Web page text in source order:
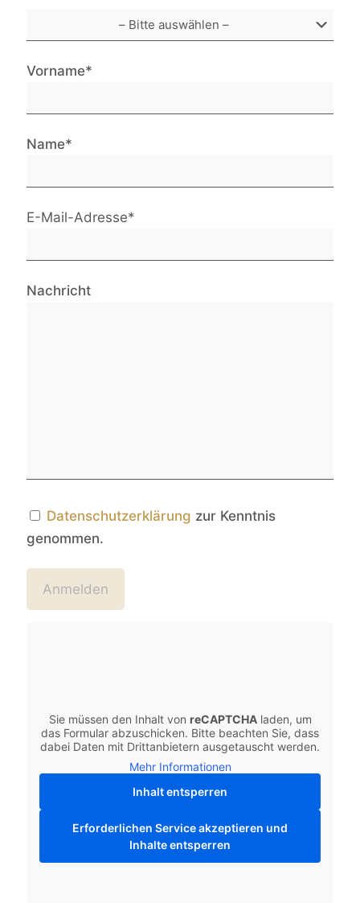
Vorname*
Name*
E-Mail-Adresse*
Nachricht
Datenschutzerklärung zur Kenntnis
genommen.
Sie müssen den Inhalt von reCAPTCHAladen, um
das Formular abzuschicken. Bitte beachten Sie, dass
dabei Daten mit Drittanbietern ausgetauscht werden.
Mehr Informationen
Inhalt entsperren
Erforderlichen Service akzeptieren und
Inhalte entsperren